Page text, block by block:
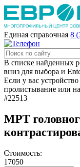
Единая справочная 8
В списке найденных
вниз для выбора и
Если у вас
пролистывание или
#22513
МРТ
Стоимость:
17050